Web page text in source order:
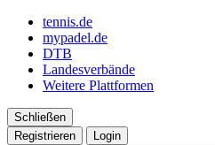
tennis.de
mypadel.de
DTB
Landesverbände
Weitere Plattformen
Schließen
Registrieren
Login